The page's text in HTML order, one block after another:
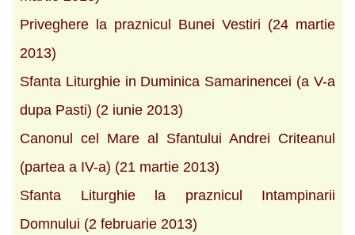
Priveghere la praznicul Bunei Vestiri (24 martie
2013)
Sfanta Liturghie in Duminica Samarinencei (a V-a
dupa Pasti) (2 iunie 2013)
Canonul cel Mare al Sfantului Andrei Criteanul
(partea a IV-a) (21 martie 2013)
Sfanta Liturghie la praznicul Intampinarii
Domnului (2 februarie 2013)